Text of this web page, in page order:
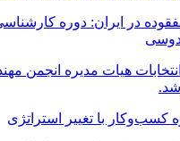
در ایران: دوره
هیات مدیره انجمن
شد.
کسب‌وکار با تغییر استراتژی